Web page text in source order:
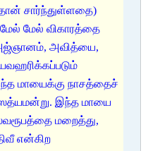
சார்ந்துள்ளதை)
மேல் விகாரத்தை
அவித்யை,
மாயைக்கு நாசத்தைச்
இந்த மாயை
மறைத்து,
என்கிற